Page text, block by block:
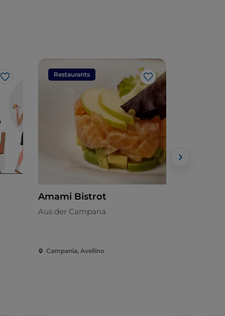
Like
Restaurants
Like
Amami Bistrot
Aus der Campana
Campania, Avellino